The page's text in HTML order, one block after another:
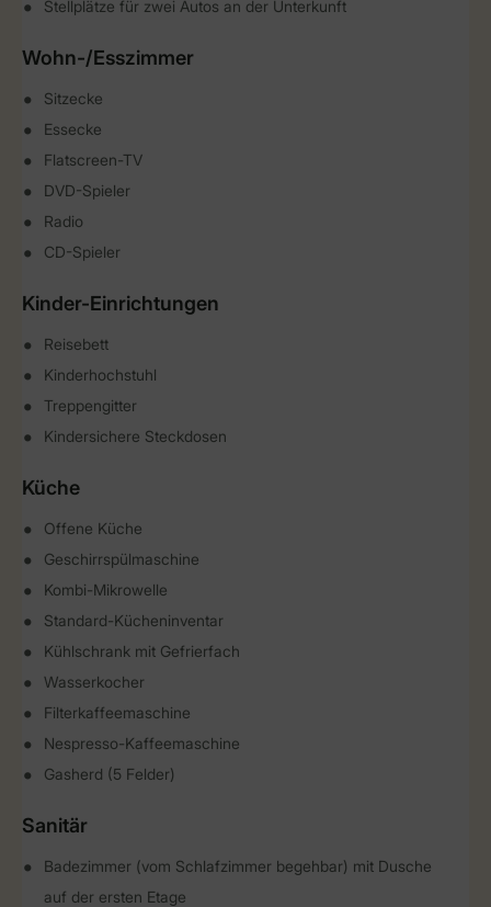
Stellplätze für zwei Autos an der Unterkunft
Wohn-/Esszimmer
Sitzecke
Essecke
Flatscreen-TV
DVD-Spieler
Radio
CD-Spieler
Kinder-Einrichtungen
Reisebett
Kinderhochstuhl
Treppengitter
Kindersichere Steckdosen
Küche
Offene Küche
Geschirrspülmaschine
Kombi-Mikrowelle
Standard-Kücheninventar
Kühlschrank mit Gefrierfach
Wasserkocher
Filterkaffeemaschine
Nespresso-Kaffeemaschine
Gasherd (5 Felder)
Sanitär
Badezimmer (vom Schlafzimmer begehbar) mit Dusche
auf der ersten Etage